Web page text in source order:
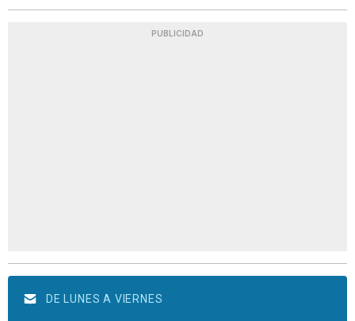
PUBLICIDAD
DE LUNES A VIERNES